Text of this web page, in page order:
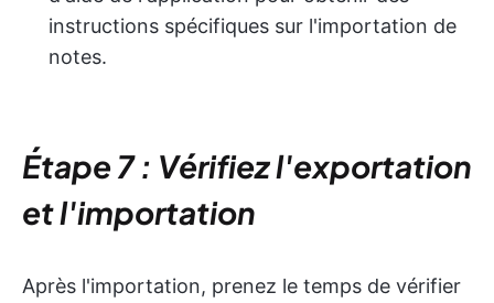
instructions spécifiques sur l'importation de
notes.
Étape 7 : Vérifiez l'exportation
et l'importation
Après l'importation, prenez le temps de vérifier